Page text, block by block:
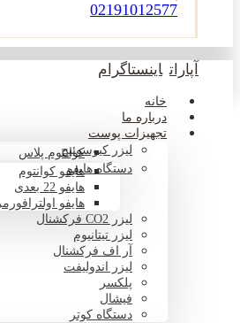
02191012577
آپارات اینستاگرام
خانه
درباره ما
تجهیزات پوست
لیزر کیوسوئیچکوانتوم پلاس
دستگاه هایفوهایفو کوانتوم
هایفو 22 بعدی
هایفو اولترافورمر
لیزر CO2 فرکشنال
لیزر تیتانیوم
آر اف فرکشنال
لیزر اندولیفت
پلکسر
فیشال
دستگاه کوتر